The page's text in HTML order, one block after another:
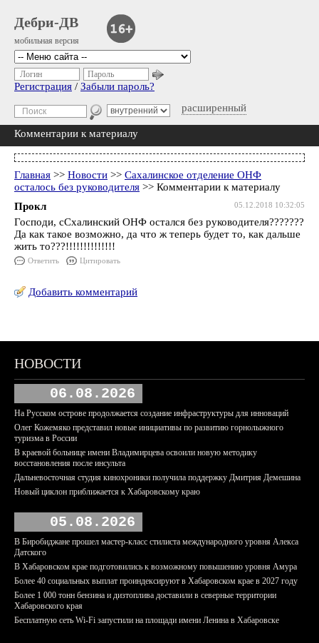
Дебри-ДВ
мобильная версия
расширенный
Логин Пароль
Регистрация / Забыли пароль?
Комментарии к материалу
Главная >> Новости >> Сахалинское отделение ОНФ
осталось без руководителя >> Комментарии к материалу
05.12.2018 10:32:05
Прокл
Господи, сСхалинский ОНФ остался без руководителя???????
Да как такое возможно, да что ж теперь будет то, как дальше
жить то???!!!!!!!!!!!!!!
Ответить Цитировать
Добавить комментарий
НОВОСТИ
06.08.2026
На Русском острове продолжается создание инфраструктуры для инноваций
Олег Кожемяко представил новые инициативы по развитию горнолыжного
туризма в России
В краевой больнице имени Владимирцева освоили новую методику
восстановления после инсульта
Дальневосточная студия кинохроники получила поддержку Дмитрия Демешина
Новый циклон приближается к Хабаровскому краю
05.08.2026
В Биробиджане прошел мастер-класс стилиста международного уровня Алекса
Датского
В Хабаровском крае подготовились к возможному повышению уровня Амура
Более 40 социальных выплат проиндексируют в Хабаровском крае в 2027 году
Более 1 000 тонн бензина и дизтоплива доставили в северные территории
Хабаровского края
Бесплатную сеть Wi-Fi запустили на площади имени Ленина в Хабаровске